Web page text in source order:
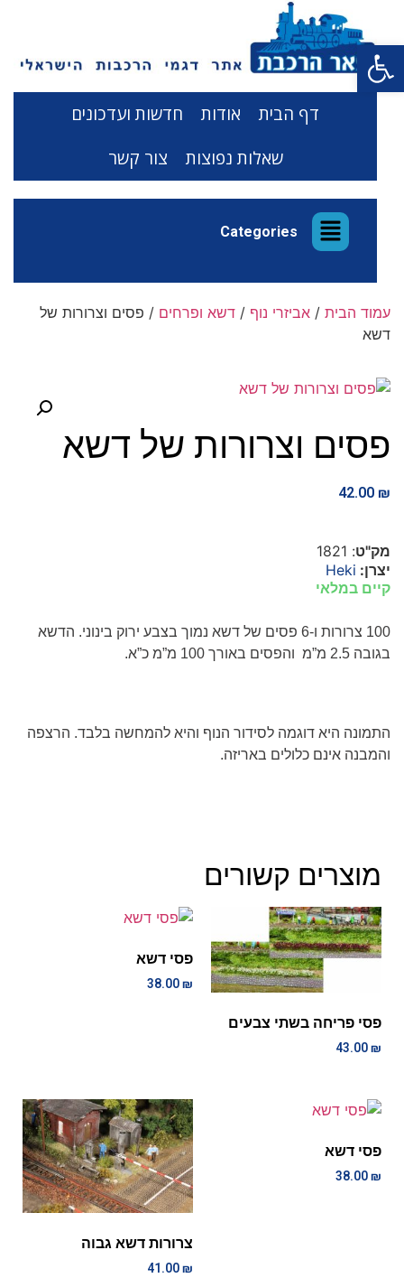
פתח סרגל נגישות
דף הבית אודות
חדשות ועדכונים
שאלות נפוצות
צור קשר
Categories
עמוד הבית / אביזרי נוף / דשא ופרחים / פסים וצרורות של
דשא
פסים וצרורות של דשא
42.00 ₪
מק"ט: 1821
יצרן: Heki
קיים במלאי
100 צרורות ו-6 פסים של דשא נמוך בצבע ירוק
בינוני. הדשא
בגובה 2.5 מ”מ והפסים באורך 100 מ”מ כ”א.
התמונה היא דוגמה לסידור הנוף והיא להמחשה בלבד. הרצפה
והמבנה אינם כלולים באריזה.
מוצרים קשורים
פסי פריחה בשתי צבעים
43.00₪
פסי דשא
38.00₪
פסי דשא
38.00₪
צרורות דשא גבוה
41.00₪